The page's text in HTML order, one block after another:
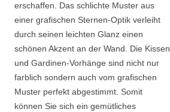
erschaffen. Das schlichte Muster aus
einer grafischen Sternen-Optik verleiht
durch seinen leichten Glanz einen
schönen Akzent an der Wand. Die Kissen
und Gardinen-Vorhänge sind nicht nur
farblich sondern auch vom grafischen
Muster perfekt abgestimmt. Somit
können Sie sich ein gemütliches